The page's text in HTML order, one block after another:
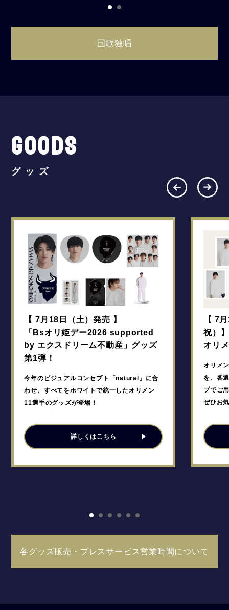
国歌独唱
GOODS
グッズ
【 7月18日（土）発売 】
「Bsオリ姫デー2026 supported
by エクスドリーム不動産」グッズ
第1弾！
今年のビジュアルコンセプト「natural」に合
わせ、すべてをホワイトで統一したオリメン
11選手のグッズが登場！
詳しくはこちら
【 7
祝）】
オリ
オリメ
を、各
プでご
ぜひお
各グッズ販売・プレスサービス営業時間について